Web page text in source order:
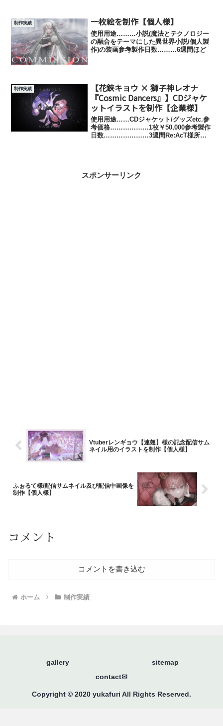
東京信用組合について｜大東京信用組合
使用用途……『...
制作実績 一枚絵を制作【個人様】
使用用途………小説(魔法とテクノロジー
の融合をテーマにした異世界小説/個人製
作)の装画参考製作日数………6週間ほど
制作実績
【花鋏キョウ × 獅子神レオナ
『Cosmic Dancers』】CDジャケ
ットイラストを制作【企業様】
使用用途……CDジャケット/グッズetc.参
考価格………………1枚￥50,000参考製作
日数…………………3週間Re:AcT様所属
スポンサーリンク
Vtuberレンギョウ【連翹】様の記念配信サム
ネイル用のイラストを制作【個人様】
ふぉるて様/配信サムネイル及び配信中画像を
制作【個人様】
コメント
コメントを書き込む
ホーム 制作実績
gallery
sitemap
contact✉
Copyright © 2020 yukafuri All Rights Reserved.